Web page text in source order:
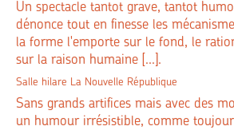
Un spectacle tantot grave, tantot
dénonce tout en finesse les
la forme l'emporte sur le fond, le
sur la raison humaine [...].
Salle hilare La Nouvelle République
Sans grands artifices mais avec des
un humour irrésistible, comme